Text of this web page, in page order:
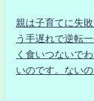
親は子育てに失
う手遅れで逆転
く食いつないで
いのです。ないの